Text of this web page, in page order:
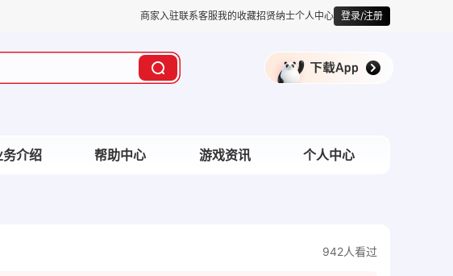
商家入驻联系客服我的收藏招贤纳士个人中心 登录/注册
务介绍 帮助中心 游戏资讯 个人中心
942人看过